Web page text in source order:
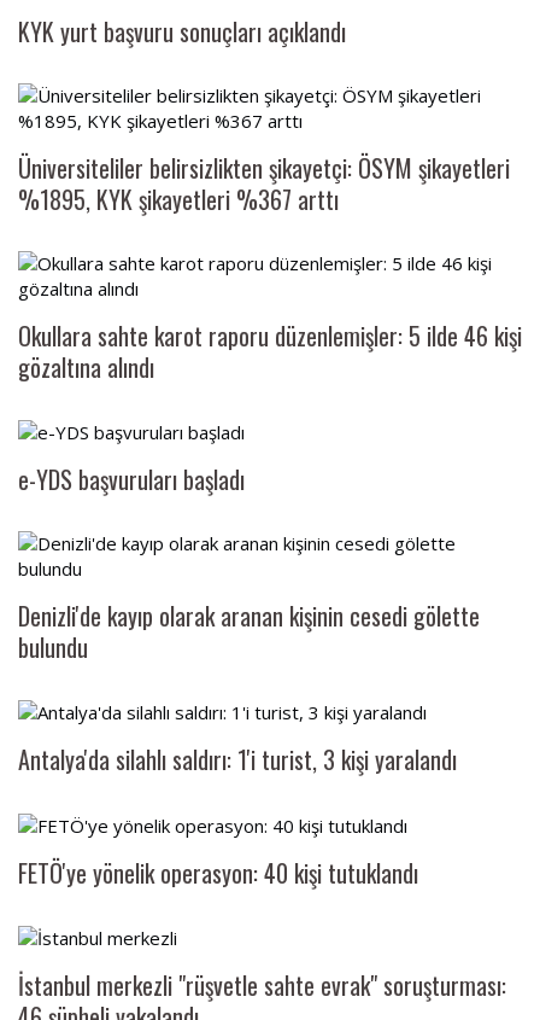
KYK yurt başvuru sonuçları açıklandı
Üniversiteliler belirsizlikten şikayetçi: ÖSYM şikayetleri
%1895, KYK şikayetleri %367 arttı
Okullara sahte karot raporu düzenlemişler: 5 ilde 46 kişi
gözaltına alındı
e-YDS başvuruları başladı
Denizli'de kayıp olarak aranan kişinin cesedi gölette
bulundu
Antalya'da silahlı saldırı: 1'i turist, 3 kişi yaralandı
FETÖ'ye yönelik operasyon: 40 kişi tutuklandı
İstanbul merkezli "rüşvetle sahte evrak" soruşturması: